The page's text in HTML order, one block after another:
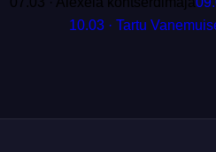
· Alexela kontserdimaja